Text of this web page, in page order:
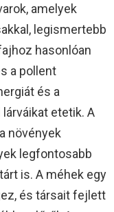
amelyek
legismertebb
hasonlóan
a pollent
és a
etetik. A
növények
legfontosabb
is. A méhek egy
és társait fejlett